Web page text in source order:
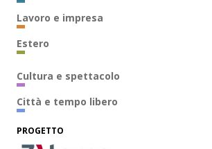
Lavoro e impresa
Estero
Cultura e spettacolo
Città e tempo libero
PROGETTO